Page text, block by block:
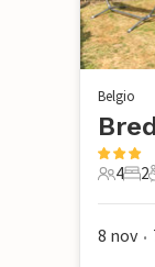
Belgio
4 Ospiti
4
2
2
8 nov •